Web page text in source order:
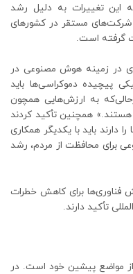
این تغییرات به دلیل رشد
مستقر در کشورهای
گرفته است.
در زمینه هوش مصنوعی در
پیچیده دموکراسی‌ها باید
به ارزش‌هایی همچون
هستند.» همچنین تأکید کردند
باید با یکدیگر همکاری
برای محافظت از مردم، رشد
فناوری‌ها برای کاهش خطرات
تأکید دارند.
از مواضع پیشین خود است. در